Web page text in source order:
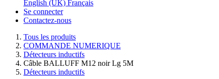
English (UK) Français
Se connecter
Contactez-nous
Tous les produits
COMMANDE NUMERIQUE
Détecteurs inductifs
Câble BALLUFF M12 noir Lg 5M
Détecteurs inductifs